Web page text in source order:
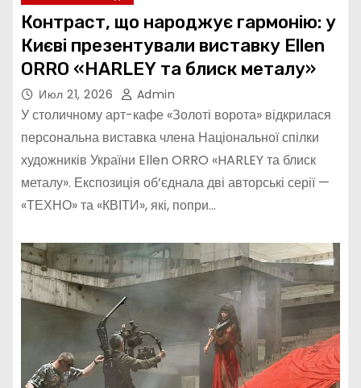
Контраст, що народжує гармонію: у
Києві презентували виставку Ellen
ORRO «HARLEY та блиск металу»
Июл 21, 2026 Admin
У столичному арт-кафе «Золоті ворота» відкрилася
персональна виставка члена Національної спілки
художників України Ellen ORRO «HARLEY та блиск
металу». Експозиція об’єднала дві авторські серії —
«ТЕХНО» та «КВІТИ», які, попри…